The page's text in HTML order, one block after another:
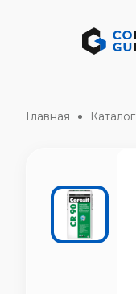
Главная Каталог